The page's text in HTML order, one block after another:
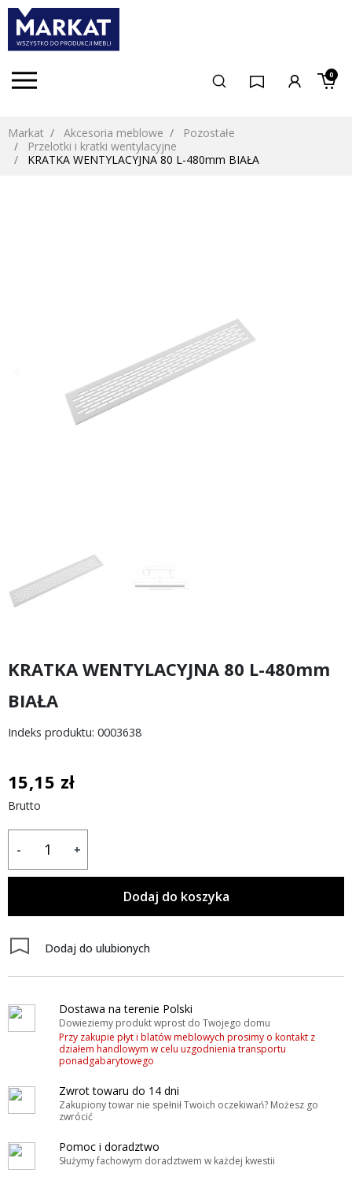
0
Markat Akcesoria meblowe
Pozostałe
Przelotki i kratki wentylacyjne
KRATKA WENTYLACYJNA 80 L-480mm BIAŁA
Następny
keyboard_arrow_right
KRATKA WENTYLACYJNA 80 L-480mm
BIAŁA
Indeks produktu: 0003638
15,15 zł
Brutto
- +
Dodaj do koszyka
Dodaj do ulubionych
Dostawa na terenie Polski
Dowieziemy produkt wprost do Twojego domu
Przy zakupie płyt i blatów meblowych prosimy o kontakt z
działem handlowym w celu uzgodnienia transportu
ponadgabarytowego
Zwrot towaru do 14 dni
Zakupiony towar nie spełnił Twoich oczekiwań? Możesz go
zwrócić
Pomoc i doradztwo
Służymy fachowym doradztwem w każdej kwestii